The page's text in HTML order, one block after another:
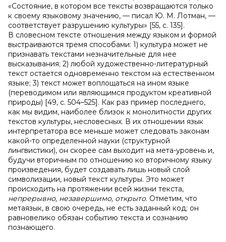
«Состояние, в котором все тексты возвращаются только
к своему языковому значению, — писал Ю. М. Лотман, —
соответствует разрушению культуры» [55, c. 135].
В словесном тексте отношения между языком и формой
выстраиваются тремя способами: 1) культура может не
признавать текстами незначительные для нее
высказывания; 2) любой художественно-литературный
текст остается одновременно текстом на естественном
языке; 3) текст может воплощаться на ином языке
(переводимом или являющимся продуктом креативной
природы) [49, c. 504–525]. Как раз пример последнего,
как мы видим, наиболее близок к монолитности других
текстов культуры, несловесных. В их отношении язык
интерпретатора все меньше может следовать законам
какой-то определенной науки (структурной
лингвистики), он скорее сам выходит на мета-уровень и,
будучи вторичным по отношению ко вторичному языку
произведения, будет создавать лишь новый слой
символизации, новый текст культуры. Это может
происходить на протяжении всей жизни текста,
непрерывно, незавершимо, открыто. Отметим, что
метаязык, в свою очередь, не есть заданный код: он
равновелико обязан событию текста и сознанию
познающего.